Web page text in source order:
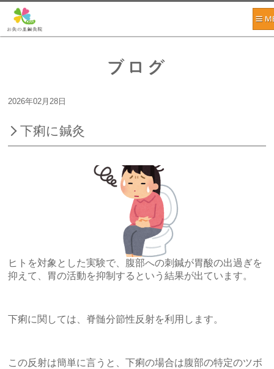
ブログ
2026年02月28日
下痢に鍼灸
ヒトを対象とした実験で、腹部への刺鍼が胃酸の出過ぎを
抑えて、胃の活動を抑制するという結果が出ています。
下痢に関しては、脊髄分節性反射を利用します。
この反射は簡単に言うと、下痢の場合は腹部の特定のツボ